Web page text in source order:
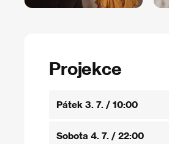
Projekce
Pátek 3. 7. / 10:00
Sobota 4. 7. / 22:00